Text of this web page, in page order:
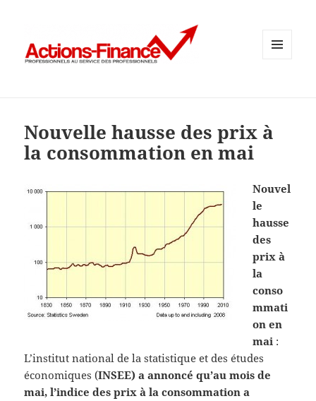
Nouvelle hausse des prix à
la consommation en mai
Nouvel
le
hausse
des
prix à
la
conso
mmati
on en
mai :
L’institut national de la statistique et des études
économiques (INSEE) a annoncé qu’au mois de
mai, l’indice des prix à la consommation a